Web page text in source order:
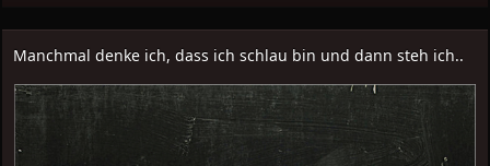
Manchmal denke ich, dass ich schlau bin und dann steh ich..